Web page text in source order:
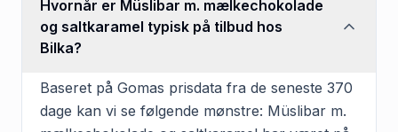
Hvornår er Müslibar m. mælkechokolade
og saltkaramel typisk på tilbud hos
Bilka?
Baseret på Gomas prisdata fra de seneste 370
dage kan vi se følgende mønstre: Müslibar m.